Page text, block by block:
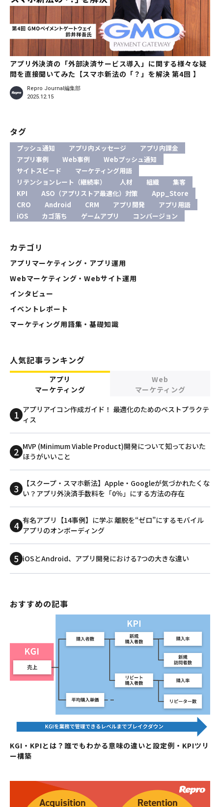
アプリ外決済の「外部決済サービス導入」に関する様々な疑
問を直接聞いてみた【スマホ新法の「？」を解決 第4回 】
Repro Journal編集部
2025.12.15
タグ
プッシュ通知 アプリ内メッセージ
アプリ内課金
アプリ事例
Web事例
Webプッシュ通知
サイトスピード
マーケティング用語
リテンションレート（継続率）
人材 組織
集客
KPI
ASO（アプリストア最適化）対策
App_Store
CRO
Android CRM アプリ開発
アプリ用語
iOS
カゴ落ち ゲームアプリ コンバージョン
カテゴリ
アプリマーケティング・アプリ運用
Webマーケティング・Webサイト運用
インタビュー
イベントレポート
マーケティング用語集・基礎知識
人気記事ランキング
アプリ
マーケティング
Web
マーケティング
アプリアイコン作成ガイド！ 最適化のためのベストプラクテ
ィス
MVP (Minimum Viable Product)開発について知っておいた
ほうがいいこと
【スクープ・スマホ新法】Apple・Googleが気づかれたくな
い？アプリ外決済手数料を「0％」にする方法の存在
有名アプリ【14事例】に学ぶ 離脱を“ゼロ”にするモバイル
アプリのオンボーディング
iOSとAndroid、アプリ開発における7つの大きな違い
おすすめの記事
KGI・KPIとは？誰でもわかる意味の違いと設定例・KPIツリ
ー構築